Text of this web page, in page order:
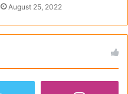
August 25, 2022